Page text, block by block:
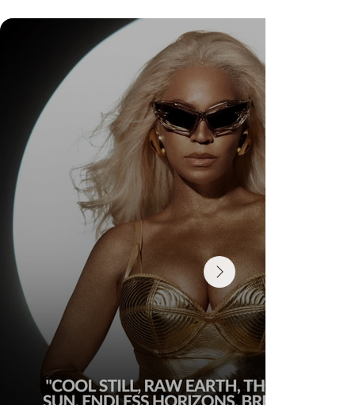
DR. FELIPE GASPARINI: A CIÊNCIA DE
SABER QUANDO TRANSFORMAR